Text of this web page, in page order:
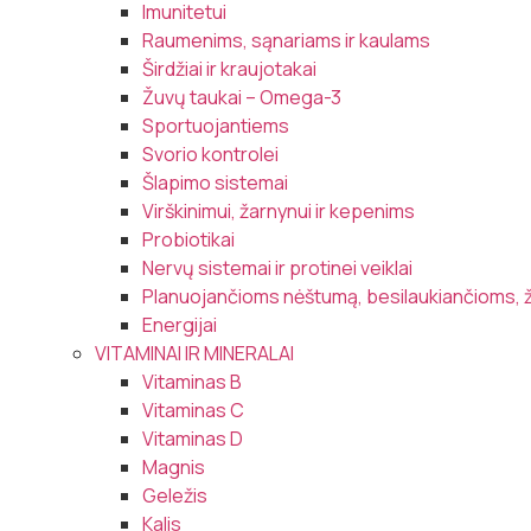
Imunitetui
Raumenims, sąnariams ir kaulams
Širdžiai ir kraujotakai
Žuvų taukai – Omega-3
Sportuojantiems
Svorio kontrolei
Šlapimo sistemai
Virškinimui, žarnynui ir kepenims
Probiotikai
Nervų sistemai ir protinei veiklai
Planuojančioms nėštumą, besilaukiančioms,
Energijai
VITAMINAI IR MINERALAI
Vitaminas B
Vitaminas C
Vitaminas D
Magnis
Geležis
Kalis